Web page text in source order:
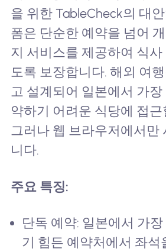
을 위한 TableCheck의 대
폼은 단순한 예약을 넘어
지 서비스를 제공하여 식
도록 보장합니다. 해외 여
고 설계되어 일본에서 가
약하기 어려운 식당에 접근
그러나 웹 브라우저에서만
니다.
주요 특징:
단독 예약: 일본에서 가
기 힘든 예약처에서 좌석